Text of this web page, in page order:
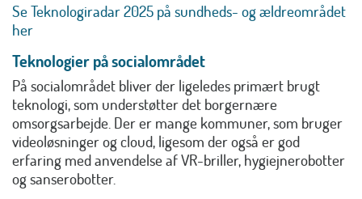
Se Teknologiradar 2025 på sundheds- og ældreområdet
her
Teknologier på socialområdet
På socialområdet bliver der ligeledes primært brugt
teknologi, som understøtter det borgernære
omsorgsarbejde. Der er mange kommuner, som bruger
videoløsninger og cloud, ligesom der også er god
erfaring med anvendelse af VR-briller, hygiejnerobotter
og sanserobotter.